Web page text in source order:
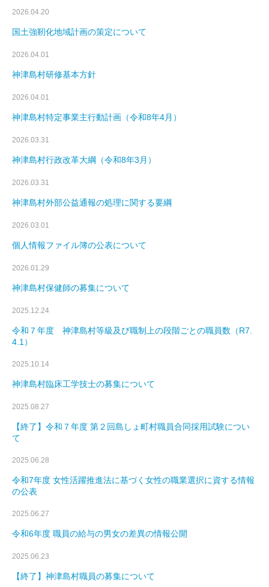
2026.04.20
国土強靭化地域計画の策定について
2026.04.01
神津島村研修基本方針
2026.04.01
神津島村特定事業主行動計画（令和8年4月）
2026.03.31
神津島村行政改革大綱（令和8年3月）
2026.03.31
神津島村外部公益通報の処理に関する要綱
2026.03.01
個人情報ファイル簿の公表について
2026.01.29
神津島村保健師の募集について
2025.12.24
令和７年度 神津島村等級及び職制上の段階ごとの職員数（R7.
4.1）
2025.10.14
神津島村臨床工学技士の募集について
2025.08.27
【終了】令和７年度 第２回島しょ町村職員合同採用試験につい
て
2025.06.28
令和7年度 女性活躍推進法に基づく女性の職業選択に資する情報
の公表
2025.06.27
令和6年度 職員の給与の男女の差異の情報公開
2025.06.23
【終了】神津島村職員の募集について